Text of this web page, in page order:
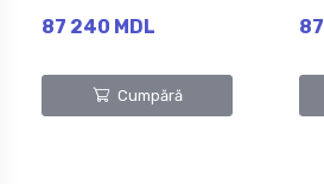
87 240 MDL
Cumpără